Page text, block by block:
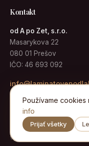
Používame cookies
info
Prijať všetky
Kontakt
od A po Zet, s.r.o.
Masarykova 22
080 01 Prešov
IČO: 46 693 092
© 2026 Laminátové
vyhradené